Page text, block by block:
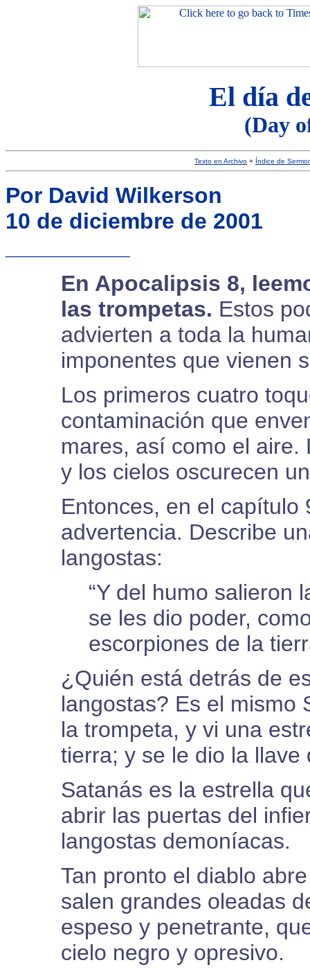
El día
(Day
Texto en Archivo + Índice de
Por David Wilkerson
10 de diciembre de 2001
En Apocalipsis 8,
las trompetas. Estos
advierten a toda la
imponentes que vienen
Los primeros cuatro
contaminación que
mares, así como el
y los cielos oscurecen
Entonces, en el capítulo
advertencia. Describe
langostas:
“Y del humo salieron
se les dio poder,
escorpiones de la
¿Quién está detrás de
langostas? Es el mismo
la trompeta, y vi una
tierra; y se le dio la llave
Satanás es la estrella
abrir las puertas del
langostas demoníacas.
Tan pronto el diablo
salen grandes oleadas
espeso y penetrante,
cielo negro y opresivo.